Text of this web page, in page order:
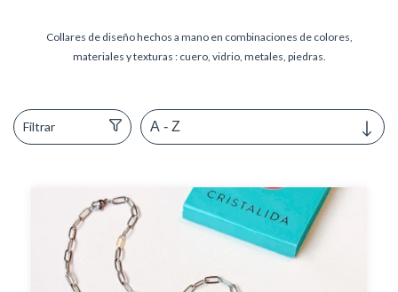
Collares de diseño hechos a mano en combinaciones de colores,
materiales y texturas : cuero, vidrio, metales, piedras.
Filtrar